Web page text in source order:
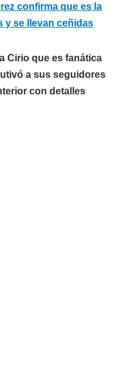
confirma que es la
y se llevan ceñidas
Cirio que es fanática
a sus seguidores
con detalles